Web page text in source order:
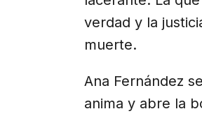
verdad y la
muerte.
Ana Fernández
anima y abre la